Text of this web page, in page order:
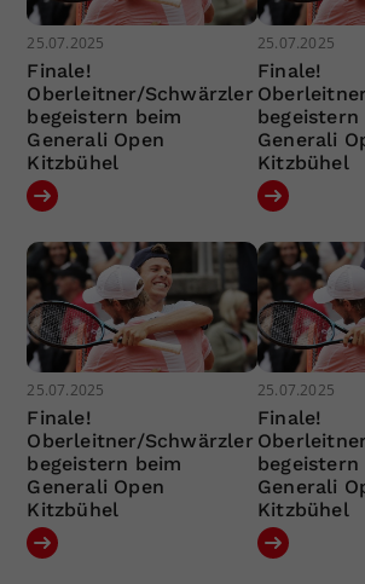
25.07.2025
Finale!
Oberleitner/Schwärzler
begeistern beim
Generali Open
Kitzbühel
25.07.2025
Finale!
begeistern
Generali
Kitzbühel
25.07.2025
Finale!
Oberleitner/Schwärzler
begeistern beim
Generali Open
Kitzbühel
25.07.2025
Finale!
begeistern
Generali
Kitzbühel